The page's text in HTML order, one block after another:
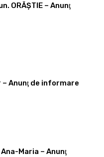
ORĂȘTIE – Anunţ
– Anunţ de informare
Maria – Anunţ